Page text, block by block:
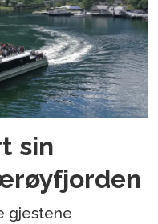
sin
gjestene